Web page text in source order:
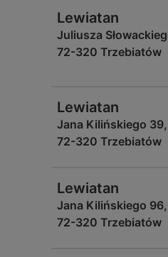
Lewiatan
Juliusza
72-320 Trzebiatów
Lewiatan
Jana Kilińskiego
72-320 Trzebiatów
Lewiatan
Jana Kilińskiego
72-320 Trzebiatów